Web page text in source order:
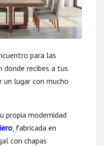
para las
donde recibes a tus
un lugar con mucho
propia modernidad
, fabricada en
con chapas